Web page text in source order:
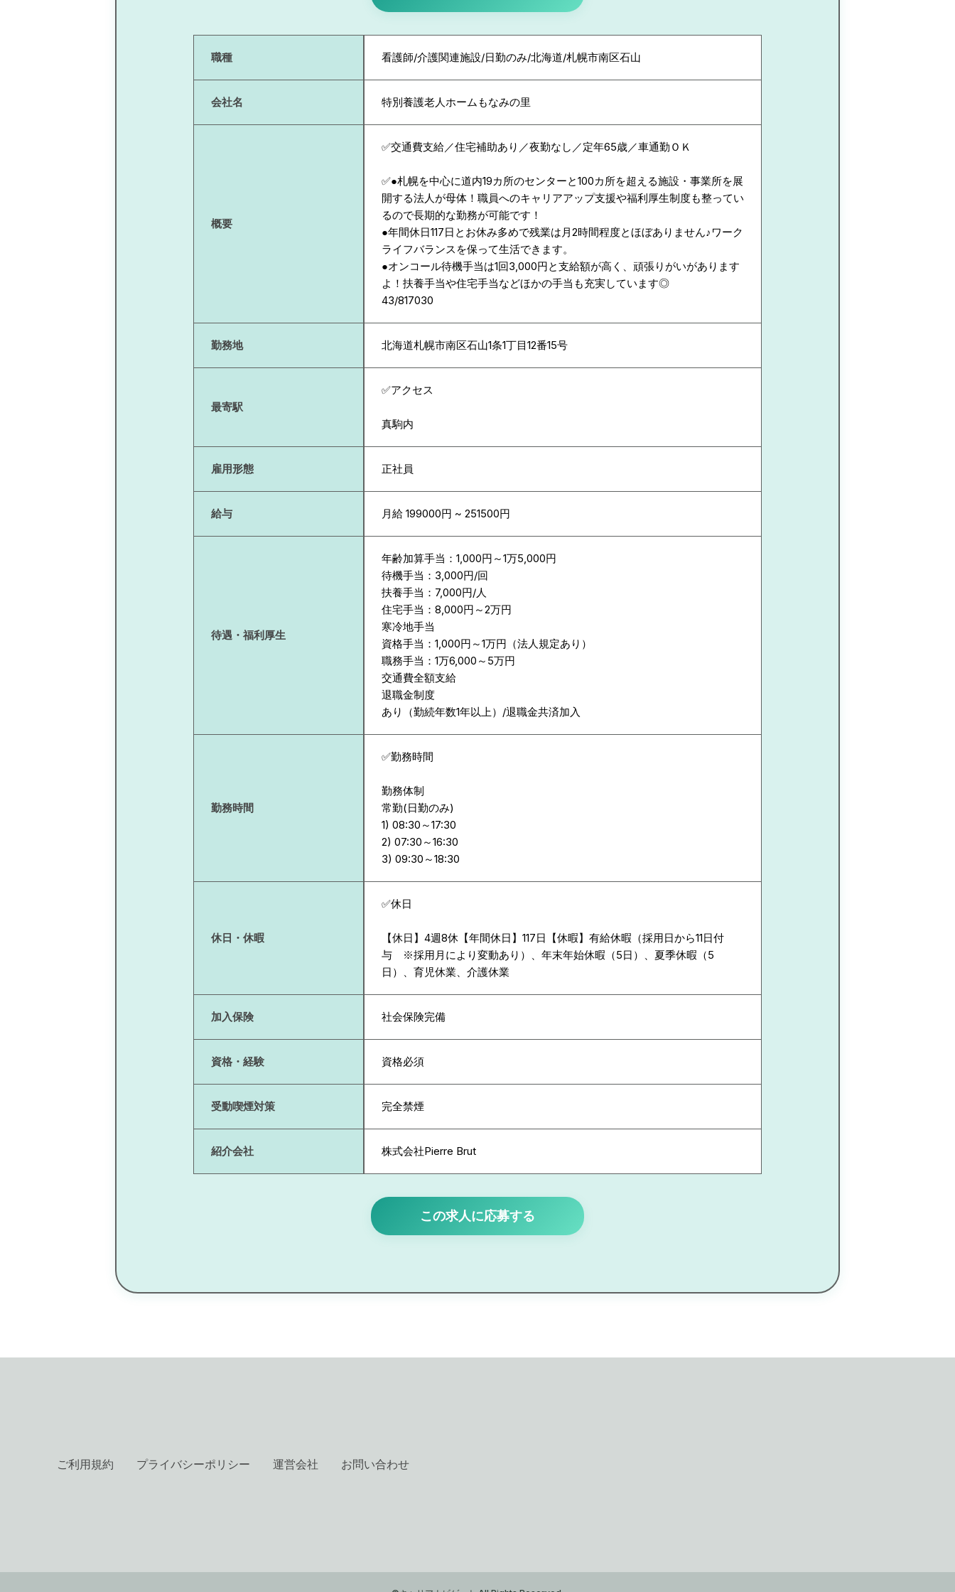
職種 看護師/介護関連施設/日勤のみ/北海道/札幌市南区石山
会社名 特別養護老人ホームもなみの里
概要
✅交通費支給／住宅補助あり／夜勤なし／定年65歳／車通勤ＯＫ
✅●札幌を中心に道内19カ所のセンターと100カ所を超える施設・事業所を展
開する法人が母体！職員へのキャリアアップ支援や福利厚生制度も整ってい
るので長期的な勤務が可能です！
●年間休日117日とお休み多めで残業は月2時間程度とほぼありません♪ワーク
ライフバランスを保って生活できます。
●オンコール待機手当は1回3,000円と支給額が高く、頑張りがいがあります
よ！扶養手当や住宅手当などほかの手当も充実しています◎
43/817030
勤務地 北海道札幌市南区石山1条1丁目12番15号
最寄駅
✅アクセス
真駒内
雇用形態 正社員
給与 月給 199000円 ~ 251500円
待遇・福利厚生
年齢加算手当：1,000円～1万5,000円
待機手当：3,000円/回
扶養手当：7,000円/人
住宅手当：8,000円～2万円
寒冷地手当
資格手当：1,000円～1万円（法人規定あり）
職務手当：1万6,000～5万円
交通費全額支給
退職金制度
あり（勤続年数1年以上）/退職金共済加入
勤務時間
✅勤務時間
勤務体制
常勤(日勤のみ)
1) 08:30～17:30
2) 07:30～16:30
休日・休暇
✅休日
【休日】4週8休【年間休日】117日【休暇】有給休暇（採用日から11日付
与 ※採用月により変動あり）、年末年始休暇（5日）、夏季休暇（5
日）、育児休業、介護休業
加入保険 社会保険完備
資格・経験 資格必須
受動喫煙対策 完全禁煙
紹介会社 株式会社Pierre Brut
この求人に応募する
ご利用規約 プライバシーポリシー 運営会社 お問い合わせ